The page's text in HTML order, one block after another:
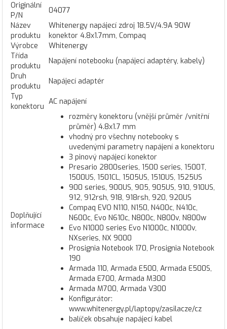
Originální
P/N
04077
Název
produktu
Whitenergy napájecí zdroj 18.5V/4.9A 90W
konektor 4.8x1.7mm, Compaq
Výrobce
Whitenergy
Třída
produktu
Napájení notebooku (napájecí adaptéry, kabely)
Druh
produktu
Napájecí adaptér
Typ
konektoru
AC napájení
Doplňující
informace
rozměry konektoru (vnější průměr /vnitřní
průměr) 4.8x1.7 mm
vhodný pro všechny notebooky s
uvedenými parametry napájení a konektoru
3 pinový napájecí konektor
Presario 2800series, 1500 series, 1500T,
1500US, 1501CL, 1505US, 1510US, 1525US
900 series, 900US, 905, 905US, 910, 910US,
912, 912rsh, 918, 918rsh, 920, 920US
Compaq EVO N110, N150, N400c, N410c,
N600c, Evo N610c, N800c, N800v, N800w
Evo N1000 series Evo N1000c, N1000v,
NXseries, NX 9000
Prosignia Notebook 170, Prosignia Notebook
190
Armada 110, Armada E500, Armada E500S,
Armada E700, Armada M300
Armada M700, Armada V300
Konfigurátor:
www.whitenergy.pl/laptopy/zasilacze/cz
balíček obsahuje napájecí kabel